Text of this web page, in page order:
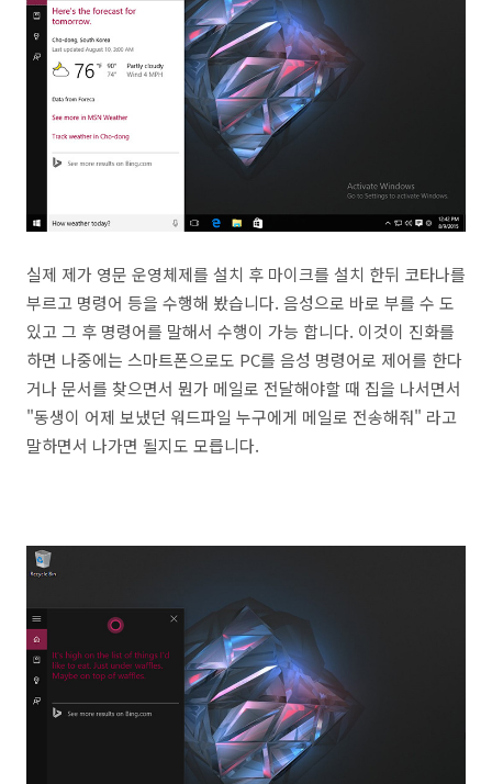
실제 제가 영문 운영체제를 설치 후 마이크를 설치 한뒤 코타나를
부르고 명령어 등을 수행해 봤습니다. 음성으로 바로 부를 수 도
있고 그 후 명령어를 말해서 수행이 가능 합니다. 이것이 진화를
하면 나중에는 스마트폰으로도 PC를 음성 명령어로 제어를 한다
거나 문서를 찾으면서 뭔가 메일로 전달해야할 때 집을 나서면서
"동생이 어제 보냈던 워드파일 누구에게 메일로 전송해줘" 라고
말하면서 나가면 될지도 모릅니다.